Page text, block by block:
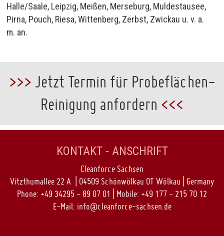
Halle/Saale, Leipzig, Meißen, Merseburg, Muldestausee,
Pirna, Pouch, Riesa, Wittenberg, Zerbst, Zwickau u. v. a.
m. an.
>>> Jetzt Termin für Probeflächen-
Reinigung anfordern <<<
KONTAKT - ANSCHRIFT
Cleanforce Sachsen
Vitzthumallee 22 A | 04509 Schönwölkau OT Wölkau | Germany
Phone: +49 34295 - 89 07 01 | Mobile: +49 177 - 215 70 12
E-Mail: info@cleanforce-sachsen.de